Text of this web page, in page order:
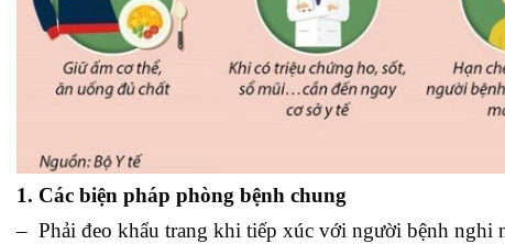
1. Các biện pháp phòng bệnh chung
– Phải đeo khẩu trang khi tiếp xúc với người bệnh nghi